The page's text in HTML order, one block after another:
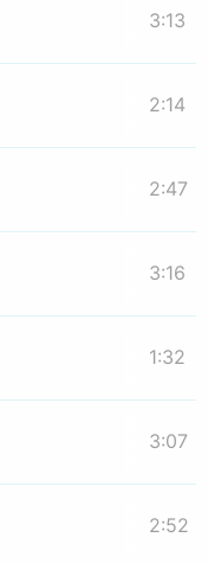
3:13
2:14
2:47
3:16
1:32
3:07
2:52